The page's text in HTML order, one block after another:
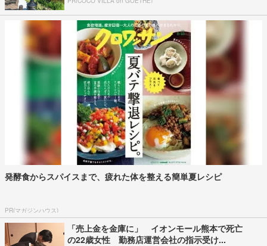
発酵食からスパイスまで、疲れた体を整える簡単夏レシピ
PR(マガジンハウス)
「売上金を金庫に」 イオンモール熊本で死亡
の22歳女性 勤務店運営会社の指示受け...